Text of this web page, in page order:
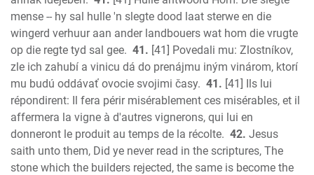
mense -- hy sal hulle 'n slegte dood laat sterwe en die
wingerd verhuur aan ander landbouers wat hom die vrugte
op die regte tyd sal gee. 41. [41] Povedali mu: Zlostníkov,
zle ich zahubí a vinicu dá do prenájmu iným vinárom, ktorí
mu budú oddávať ovocie svojimi časy. 41. [41] Ils lui
répondirent: Il fera périr misérablement ces misérables, et il
affermera la vigne à d'autres vignerons, qui lui en
donneront le produit au temps de la récolte. 42. Jesus
saith unto them, Did ye never read in the scriptures, The
stone which the builders rejected, the same is become the